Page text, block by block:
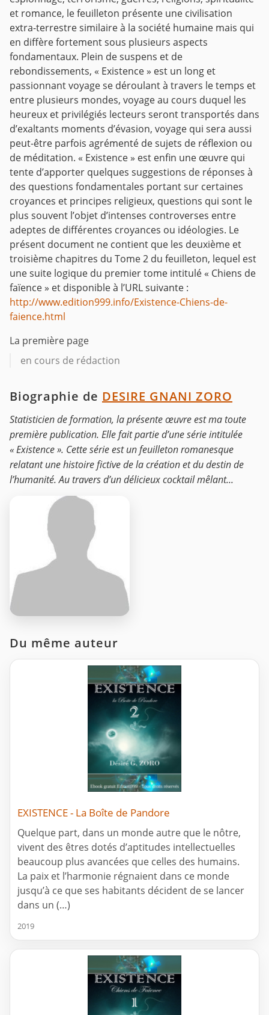
et romance, le feuilleton présente une civilisation
extra-terrestre similaire à la société humaine mais qui
en diffère fortement sous plusieurs aspects
fondamentaux. Plein de suspens et de
rebondissements, « Existence » est un long et
passionnant voyage se déroulant à travers le temps et
entre plusieurs mondes, voyage au cours duquel les
heureux et privilégiés lecteurs seront transportés dans
d’exaltants moments d’évasion, voyage qui sera aussi
peut-être parfois agrémenté de sujets de réflexion ou
de méditation. « Existence » est enfin une œuvre qui
tente d’apporter quelques suggestions de réponses à
des questions fondamentales portant sur certaines
croyances et principes religieux, questions qui sont le
plus souvent l’objet d’intenses controverses entre
adeptes de différentes croyances ou idéologies. Le
présent document ne contient que les deuxième et
troisième chapitres du Tome 2 du feuilleton, lequel est
une suite logique du premier tome intitulé « Chiens de
faïence » et disponible à l’URL suivante :
http://www.edition999.info/Existence-Chiens-de-
faience.html
La première page
en cours de rédaction
Biographie de DESIRE GNANI ZORO
Statisticien de formation, la présente œuvre est ma toute
première publication. Elle fait partie d’une série intitulée
« Existence ». Cette série est un feuilleton romanesque
relatant une histoire fictive de la création et du destin de
l’humanité. Au travers d’un délicieux cocktail mêlant...
Du même auteur
EXISTENCE - La Boîte de Pandore
Quelque part, dans un monde autre que le nôtre,
vivent des êtres dotés d’aptitudes intellectuelles
beaucoup plus avancées que celles des humains.
La paix et l’harmonie régnaient dans ce monde
jusqu’à ce que ses habitants décident de se lancer
dans un (…)
2019